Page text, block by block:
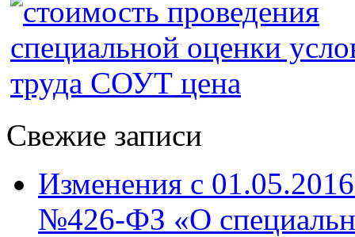
Свежие записи
Изменения с
№426-ФЗ «О